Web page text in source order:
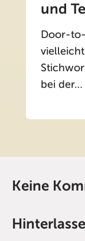
und
Door-
bei der…
Keine